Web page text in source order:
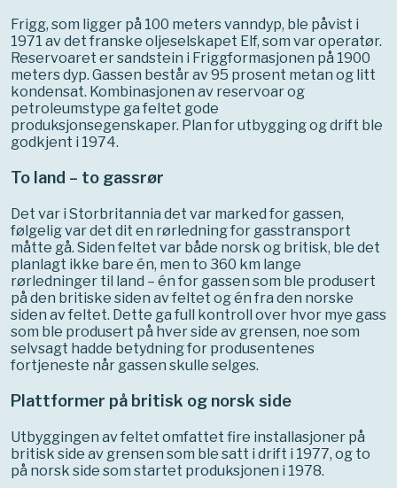
Frigg, som ligger på 100 meters vanndyp, ble påvist i
1971 av det franske oljeselskapet Elf, som var operatør.
Reservoaret er sandstein i Friggformasjonen på 1900
meters dyp. Gassen består av 95 prosent metan og litt
kondensat. Kombinasjonen av reservoar og
petroleumstype ga feltet gode
produksjonsegenskaper. Plan for utbygging og drift ble
godkjent i 1974.
To land – to gassrør
Det var i Storbritannia det var marked for gassen,
følgelig var det dit en rørledning for gasstransport
måtte gå. Siden feltet var både norsk og britisk, ble det
planlagt ikke bare én, men to 360 km lange
rørledninger til land – én for gassen som ble produsert
på den britiske siden av feltet og én fra den norske
siden av feltet. Dette ga full kontroll over hvor mye gass
som ble produsert på hver side av grensen, noe som
selvsagt hadde betydning for produsentenes
fortjeneste når gassen skulle selges.
Plattformer på britisk og norsk side
Utbyggingen av feltet omfattet fire installasjoner på
britisk side av grensen som ble satt i drift i 1977, og to
på norsk side som startet produksjonen i 1978.